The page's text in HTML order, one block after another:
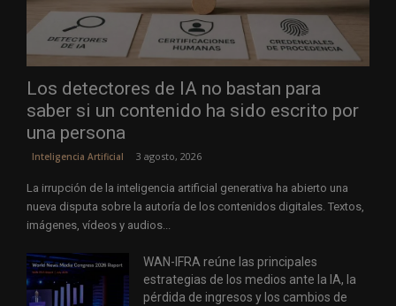
Los detectores de IA no bastan para
saber si un contenido ha sido escrito por
una persona
Inteligencia Artificial 3 agosto, 2026
La irrupción de la inteligencia artificial generativa ha abierto una
nueva disputa sobre la autoría de los contenidos digitales. Textos,
imágenes, vídeos y audios...
WAN-IFRA reúne las principales
estrategias de los medios ante la IA, la
pérdida de ingresos y los cambios de